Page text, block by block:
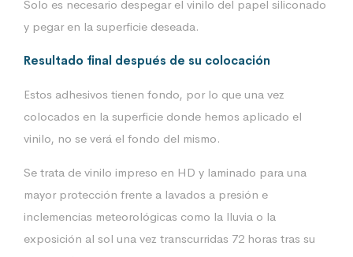
Solo es necesario despegar el vinilo del papel siliconado
y pegar en la superficie deseada.
Resultado final después de su colocación
Estos adhesivos tienen fondo, por lo que una vez
colocados en la superficie donde hemos aplicado el
vinilo, no se verá el fondo del mismo.
Se trata de vinilo impreso en HD y laminado para una
mayor protección frente a lavados a presión e
inclemencias meteorológicas como la lluvia o la
exposición al sol una vez transcurridas 72 horas tras su